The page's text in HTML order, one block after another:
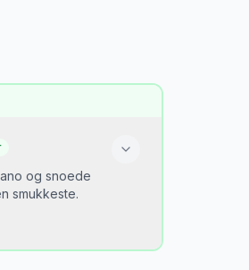
og snoede
smukkeste.